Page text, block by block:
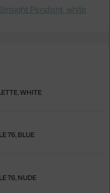
Pendant, white
WHITE
76, BLUE
76, NUDE